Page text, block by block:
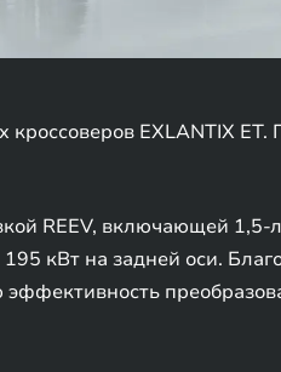
EXLANTIX
REEV, включающей
кВт на задней оси.